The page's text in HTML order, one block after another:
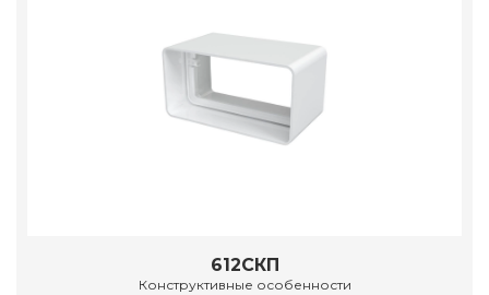
612СКП
Конструктивные особенности